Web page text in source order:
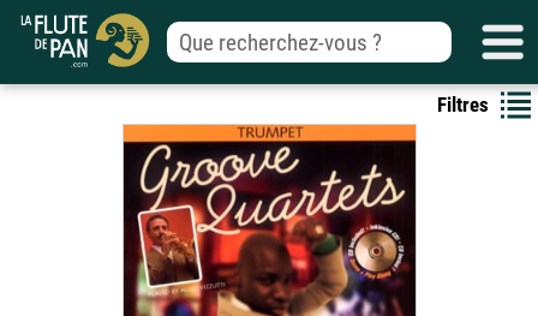
Filtres